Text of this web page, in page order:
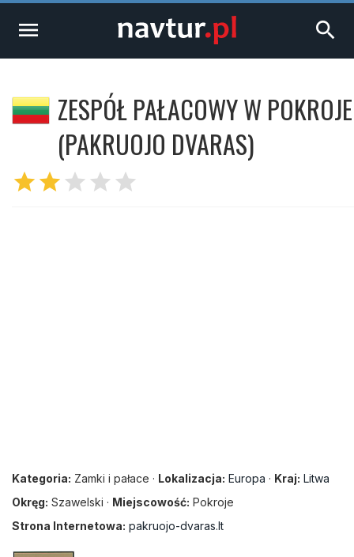
menu search
ZESPÓŁ PAŁACOWY W POKROJE
(PAKRUOJO DVARAS)
starstar star star star
Kategoria: Zamki i pałace · Lokalizacja: Europa · Kraj: Litwa
Okręg: Szawelski · Miejscowość: Pokroje
Strona Internetowa: pakruojo-dvaras.lt